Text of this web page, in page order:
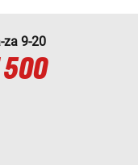
za 9-20
500